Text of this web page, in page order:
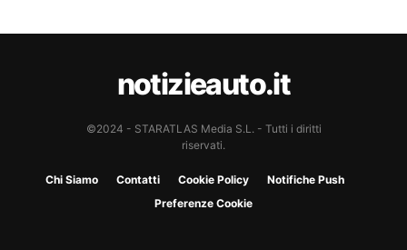
notizieauto.it
©2024 - STARATLAS Media S.L. - Tutti i diritti
riservati.
Chi Siamo Contatti Cookie Policy
Notifiche Push
Preferenze Cookie